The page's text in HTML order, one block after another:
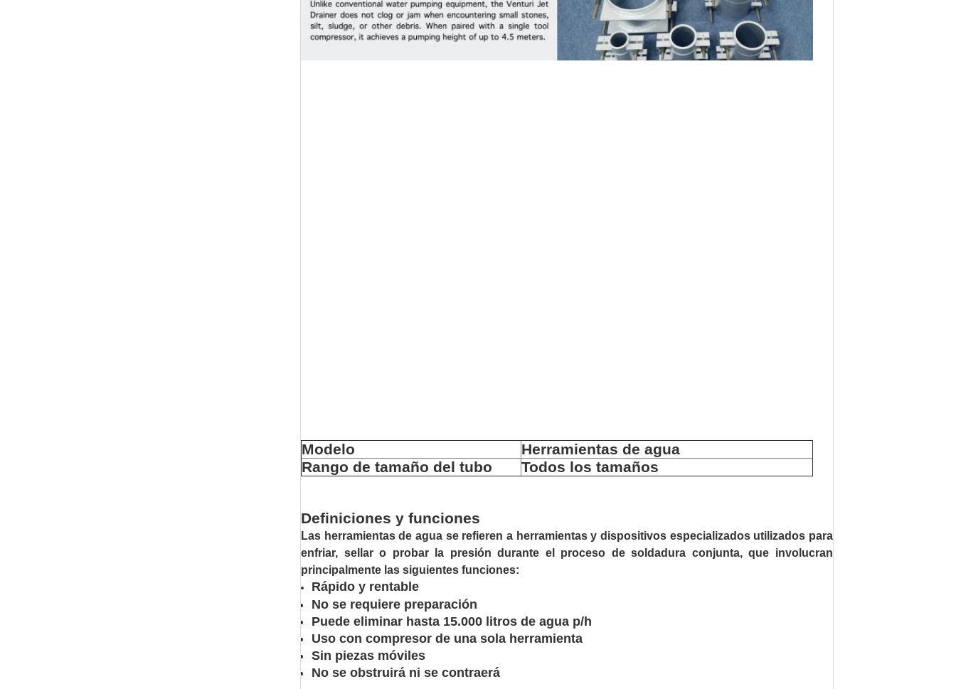
Modelo
Herramientas de agua
Rango de tamaño del tubo
Todos los tamaños
Definiciones y funciones
Las herramientas de agua se refieren a herramientas y dispositivos especializados utilizados para
enfriar, sellar o probar la presión durante el proceso de soldadura conjunta, que involucran
principalmente las siguientes funciones:
Rápido y rentable
No se requiere preparación
Puede eliminar hasta 15.000 litros de agua p/h
Uso con compresor de una sola herramienta
Sin piezas móviles
No se obstruirá ni se contraerá